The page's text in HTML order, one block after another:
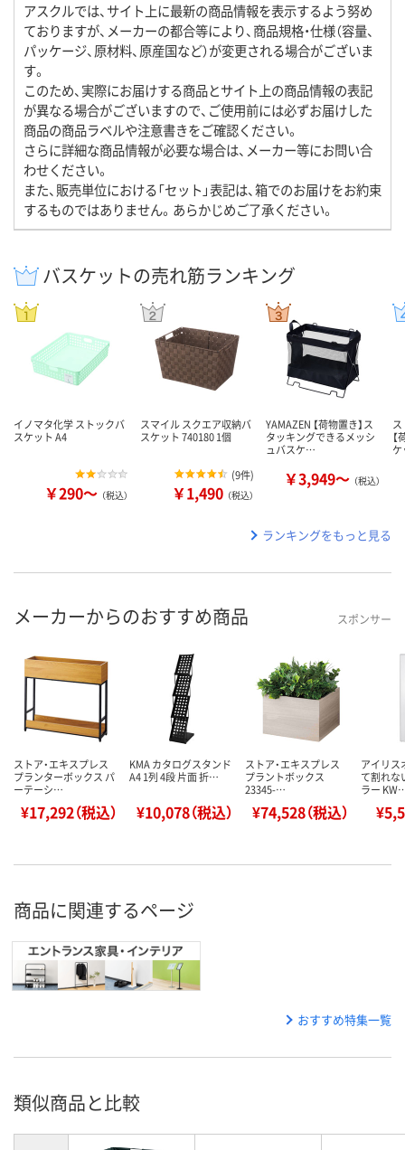
アスクルでは、サイト上に最新の商品情報を表示するよう努め
ておりますが、メーカーの都合等により、商品規格・仕様（容量、
パッケージ、原材料、原産国など）が変更される場合がございま
す。
このため、実際にお届けする商品とサイト上の商品情報の表記
が異なる場合がございますので、ご使用前には必ずお届けした
商品の商品ラベルや注意書きをご確認ください。
さらに詳細な商品情報が必要な場合は、メーカー等にお問い合
わせください。
また、販売単位における「セット」表記は、箱でのお届けをお約束
するものではありません。あらかじめご了承ください。
バスケットの売れ筋ランキング
イノマタ化学 ストックバ
スケット A4
￥290～ （税込）
スマイル スクエア収納バ
スケット 740180 1個
(9件)
￥1,490 （税込）
YAMAZEN 【荷物置き】ス
タッキングできるメッシ
ュバスケ…
￥3,949～ （税込）
ランキングをもっと見る
メーカーからのおすすめ商品 スポンサー
ストア・エキスプレス
プランターボックス パ
ーテーシ…
¥17,292（税込）
KMA カタログスタンド
A4 1列 4段 片面 折…
¥10,078（税込）
ストア・エキスプレス
プラントボックス
23345-…
¥74,528（税込）
アイリス
て割れな
ラー
商品に関連するページ
おすすめ特集一覧
類似商品と比較